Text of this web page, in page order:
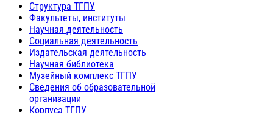
Структура ТГПУ
Факультеты, институты
Научная деятельность
Социальная деятельность
Издательская деятельность
Научная библиотека
Музейный комплекс ТГПУ
Сведения об образовательной
организации
Корпуса ТГПУ